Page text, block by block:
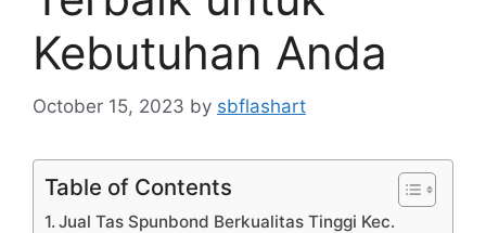
Kebutuhan Anda
October 15, 2023 by sbflashart
Table of Contents
Jual Tas Spunbond Berkualitas Tinggi Kec.